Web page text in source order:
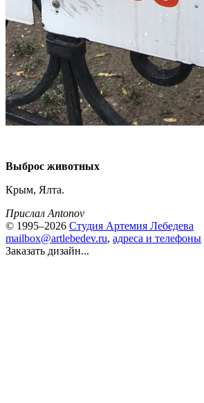
Выброс животных
Крым, Ялта.
Прислал Antonov
© 1995–2026 Студия Артемия Лебедева
mailbox@artlebedev.ru, адреса и телефоны
Заказать дизайн...